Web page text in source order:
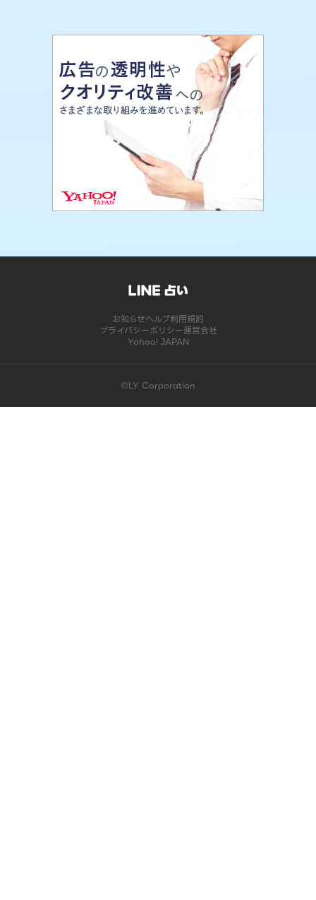
お知らせヘルプ利用規約
プライバシーポリシー運営会社
Yahoo! JAPAN
©LY Corporation
このコンテンツは掲載が終了しました | LINE占い